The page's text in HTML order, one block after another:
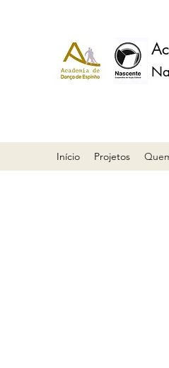
Início Projetos